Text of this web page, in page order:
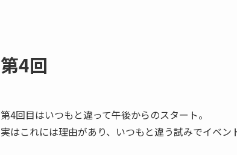
第4回
第4回目はいつもと違って午後からのスタート。
実はこれには理由があり、いつもと違う試みでイベン